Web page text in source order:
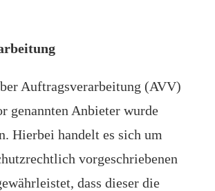
Auftragsverarbeitung (AVV)
genannten Anbieter wurde
Hierbei handelt es sich um
vorgeschriebenen
dass dieser die